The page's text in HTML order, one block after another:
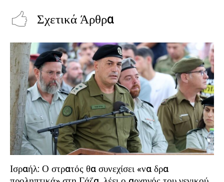
Σχετικά Άρθρα
Ισραήλ: Ο στρατός θα συνεχίσει «να δρα